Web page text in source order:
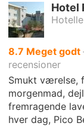
Hotel
8.7 ud
af
10,
Meget godt
recensioner
Smukt værelse,
morgenmad,
fremragende
hver dag, Pico